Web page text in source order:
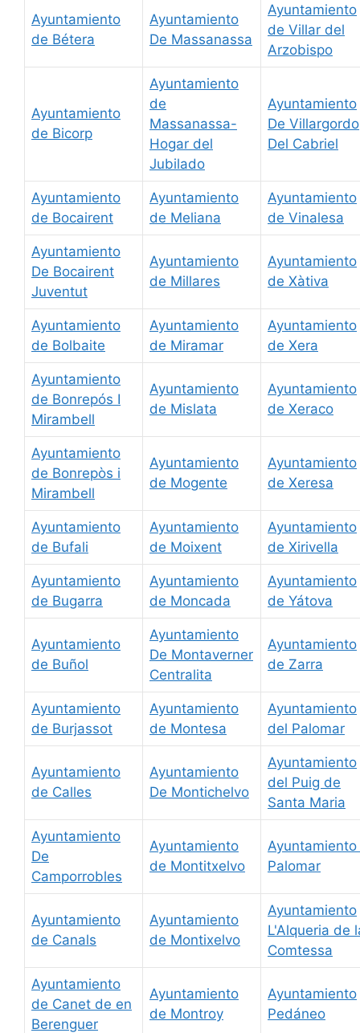
Ayuntamiento
de Bétera
Ayuntamiento
De Massanassa
Ayuntamiento
de Villar del
Arzobispo
Ayuntamiento
de Bicorp
Ayuntamiento
de
Massanassa-
Hogar del
Jubilado
Ayuntamiento
De Villargordo
Del Cabriel
Ayuntamiento
de Bocairent
Ayuntamiento
de Meliana
Ayuntamiento
de Vinalesa
Ayuntamiento
De Bocairent
Juventut
Ayuntamiento
de Millares
Ayuntamiento
de Xàtiva
Ayuntamiento
de Bolbaite
Ayuntamiento
de Miramar
Ayuntamiento
de Xera
Ayuntamiento
de Bonrepós I
Mirambell
Ayuntamiento
de Mislata
Ayuntamiento
de Xeraco
Ayuntamiento
de Bonrepòs i
Mirambell
Ayuntamiento
de Mogente
Ayuntamiento
de Xeresa
Ayuntamiento
de Bufali
Ayuntamiento
de Moixent
Ayuntamiento
de Xirivella
Ayuntamiento
de Bugarra
Ayuntamiento
de Moncada
Ayuntamiento
de Yátova
Ayuntamiento
de Buñol
Ayuntamiento
De Montaverner
Centralita
Ayuntamiento
de Zarra
Ayuntamiento
de Burjassot
Ayuntamiento
de Montesa
Ayuntamiento
del Palomar
Ayuntamiento
de Calles
Ayuntamiento
De Montichelvo
Ayuntamiento
del Puig de
Santa Maria
Ayuntamiento
De
Camporrobles
Ayuntamiento
de Montitxelvo
Ayuntamiento
Palomar
Ayuntamiento
de Canals
Ayuntamiento
de Montixelvo
Ayuntamiento
L'Alqueria de
Comtessa
Ayuntamiento
de Canet de en
Berenguer
Ayuntamiento
de Montroy
Ayuntamiento
Pedáneo